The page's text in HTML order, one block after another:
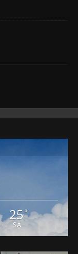
25°
SA